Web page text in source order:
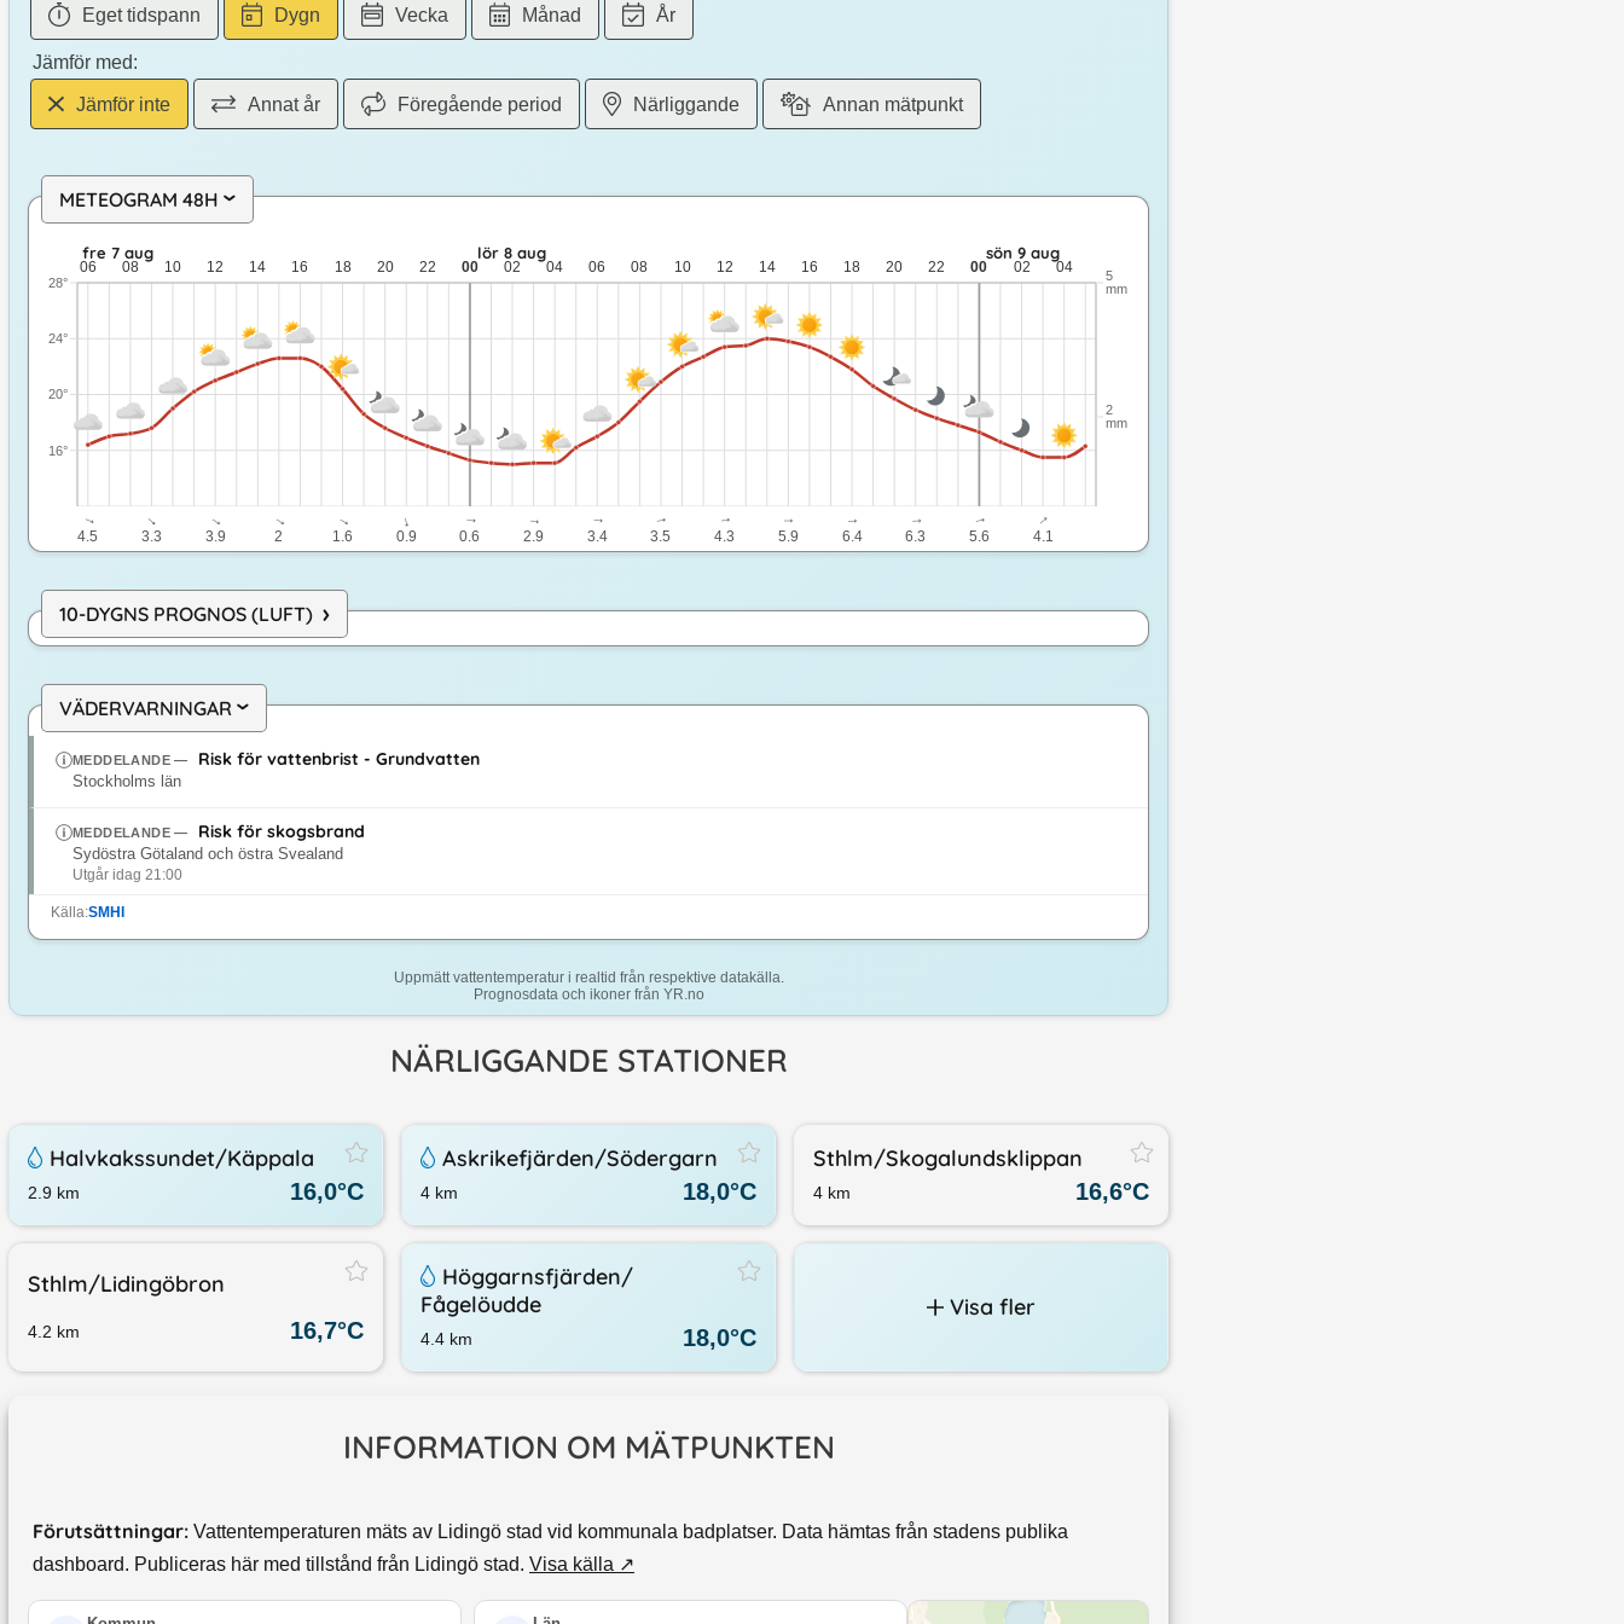
Eget tidspann Dygn Vecka Månad År
Jämför med:
Jämför inte Annat år Föregående period Närliggande Annan mätpunkt
METEOGRAM 48H›
fre 7 aug: 22,6 till 15,8 grader: ingen nederbörd: upp till 4,5 meter per sekund vind. lör 8 aug: 24 till 15 grader: ingen nederbörd: upp till 6,5 meter per sekund vind. sön 9 aug: 17,3 till 15,5
fre 7 aug lör 8 aug sön 9 aug
06 08 10 12 14 16 18 20 22 00 02 04 06 08 10 12 14 16 18 20 22 00 02 04
16°
20°
24°
28°
2
mm
5
mm
↓
4.5
↓
3.3
↓
3.9
↓
2
↓
1.6
↓
0.9
↓
0.6
↓
2.9
↓
3.4
↓
3.5
↓
4.3
↓
5.9
↓
6.4
↓
6.3
↓
5.6
↓
4.1
10-DYGNS PROGNOS (LUFT) ›
VÄDERVARNINGAR›
MEDDELANDE — Risk för vattenbrist - Grundvatten
Stockholms län
MEDDELANDE — Risk för skogsbrand
Sydöstra Götaland och östra Svealand
Utgår idag 21:00
Källa:SMHI
Uppmätt vattentemperatur i realtid från respektive datakälla.
Prognosdata och ikoner från YR.no
NÄRLIGGANDE STATIONER
Halvkakssundet/​Käppala
2.9 km 16,0°C
Askrikefjärden/​Södergarn
4 km 18,0°C
Sthlm/​Skogalundsklippan
4 km 16,6°C
Sthlm/​Lidingöbron
4.2 km 16,7°C
Höggarnsfjärden/​
Fågelöudde
4.4 km 18,0°C
Visa fler
INFORMATION OM MÄTPUNKTEN
Förutsättningar: Vattentemperaturen mäts av Lidingö stad vid kommunala badplatser. Data hämtas från stadens publika
dashboard. Publiceras här med tillstånd från Lidingö stad. Visa källa ↗